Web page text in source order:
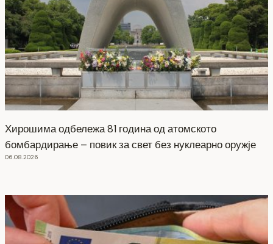
Хирошима одбележа 81 година од атомското
бомбардирање – повик за свет без нуклеарно оружје
06.08.2026